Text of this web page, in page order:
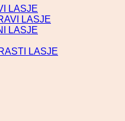
LASJE
LASJE
LASJE
LASJE